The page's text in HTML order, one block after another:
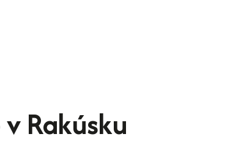
Rakúsku